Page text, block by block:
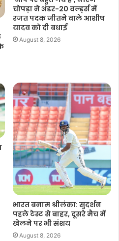
चोपड़ा ने अंडर-20 वर्ल्ड्स में
रजत पदक जीतने वाले आशीष
यादव को दी बधाई
August 8, 2026
भारत बनाम श्रीलंका: सुदर्शन
पहले टेस्ट से बाहर, दूसरे मैच में
खेलने पर भी संशय
August 8, 2026